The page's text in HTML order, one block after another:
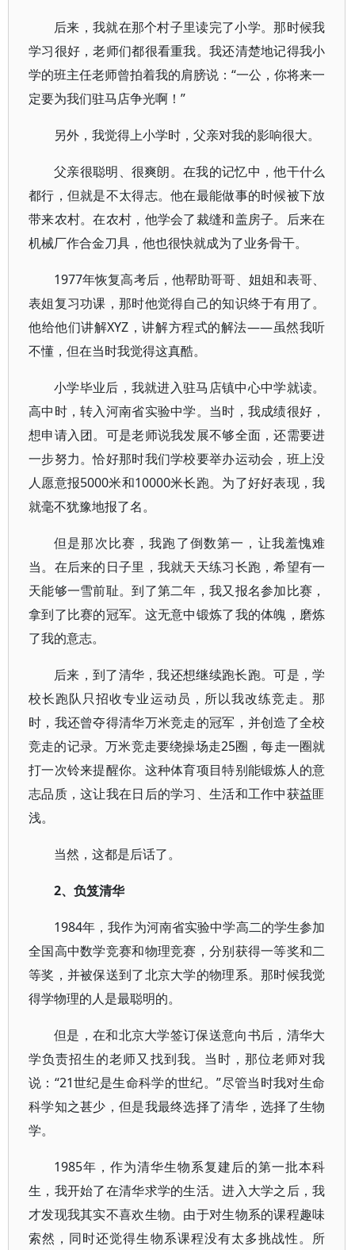
后来，我就在那个村子里读完了小学。那时候我
学习很好，老师们都很看重我。我还清楚地记得我小
学的班主任老师曾拍着我的肩膀说：“一公，你将来一
定要为我们驻马店争光啊！”
另外，我觉得上小学时，父亲对我的影响很大。
父亲很聪明、很爽朗。在我的记忆中，他干什么
都行，但就是不太得志。他在最能做事的时候被下放
带来农村。在农村，他学会了裁缝和盖房子。后来在
机械厂作合金刀具，他也很快就成为了业务骨干。
1977年恢复高考后，他帮助哥哥、姐姐和表哥、
表姐复习功课，那时他觉得自己的知识终于有用了。
他给他们讲解XYZ，讲解方程式的解法——虽然我听
不懂，但在当时我觉得这真酷。
小学毕业后，我就进入驻马店镇中心中学就读。
高中时，转入河南省实验中学。当时，我成绩很好，
想申请入团。可是老师说我发展不够全面，还需要进
一步努力。恰好那时我们学校要举办运动会，班上没
人愿意报5000米和10000米长跑。为了好好表现，我
就毫不犹豫地报了名。
但是那次比赛，我跑了倒数第一，让我羞愧难
当。在后来的日子里，我就天天练习长跑，希望有一
天能够一雪前耻。到了第二年，我又报名参加比赛，
拿到了比赛的冠军。这无意中锻炼了我的体魄，磨炼
了我的意志。
后来，到了清华，我还想继续跑长跑。可是，学
校长跑队只招收专业运动员，所以我改练竞走。那
时，我还曾夺得清华万米竞走的冠军，并创造了全校
竞走的记录。万米竞走要绕操场走25圈，每走一圈就
打一次铃来提醒你。这种体育项目特别能锻炼人的意
志品质，这让我在日后的学习、生活和工作中获益匪
浅。
当然，这都是后话了。
2、负笈清华
1984年，我作为河南省实验中学高二的学生参加
全国高中数学竞赛和物理竞赛，分别获得一等奖和二
等奖，并被保送到了北京大学的物理系。那时候我觉
得学物理的人是最聪明的。
但是，在和北京大学签订保送意向书后，清华大
学负责招生的老师又找到我。当时，那位老师对我
说：“21世纪是生命科学的世纪。”尽管当时我对生命
科学知之甚少，但是我最终选择了清华，选择了生物
学。
1985年，作为清华生物系复建后的第一批本科
生，我开始了在清华求学的生活。进入大学之后，我
才发现我其实不喜欢生物。由于对生物系的课程趣味
索然，同时还觉得生物系课程没有太多挑战性。所